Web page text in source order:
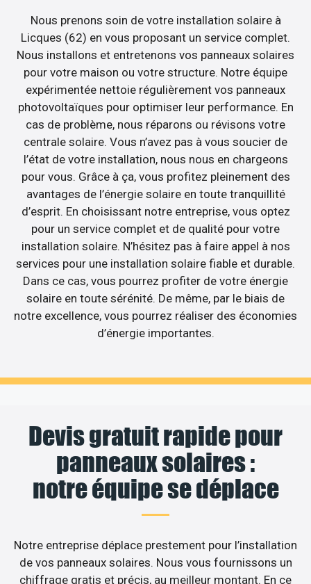
Nous prenons soin de votre installation solaire à
Licques (62) en vous proposant un service complet.
Nous installons et entretenons vos panneaux solaires
pour votre maison ou votre structure. Notre équipe
expérimentée nettoie régulièrement vos panneaux
photovoltaïques pour optimiser leur performance. En
cas de problème, nous réparons ou révisons votre
centrale solaire. Vous n’avez pas à vous soucier de
l’état de votre installation, nous nous en chargeons
pour vous. Grâce à ça, vous profitez pleinement des
avantages de l’énergie solaire en toute tranquillité
d’esprit. En choisissant notre entreprise, vous optez
pour un service complet et de qualité pour votre
installation solaire. N’hésitez pas à faire appel à nos
services pour une installation solaire fiable et durable.
Dans ce cas, vous pourrez profiter de votre énergie
solaire en toute sérénité. De même, par le biais de
notre excellence, vous pourrez réaliser des économies
d’énergie importantes.
Devis gratuit rapide pour
panneaux solaires :
notre équipe se déplace
Notre entreprise déplace prestement pour l’installation
de vos panneaux solaires. Nous vous fournissons un
chiffrage gratis et précis, au meilleur montant. En ce